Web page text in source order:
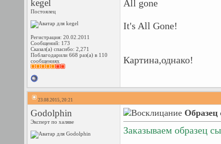
kegel
Постоялец
Регистрация: 20.02.2011
Сообщений: 173
Сказал(а) спасибо: 2,271
Поблагодарили 668 раз(а) в 110
сообщениях
All gone
It's All Gone!
Картина,однако!
23.08.2015, 20:21
Godolphin
Эксперт по халяве
Образец
Заказываем образец